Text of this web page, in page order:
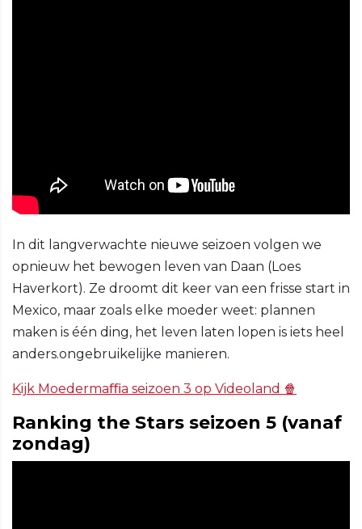
In dit langverwachte nieuwe seizoen volgen we
opnieuw het bewogen leven van Daan (Loes
Haverkort). Ze droomt dit keer van een frisse start in
Mexico, maar zoals elke moeder weet: plannen
maken is één ding, het leven laten lopen is iets heel
anders.ongebruikelijke manieren.
Kijk Moedermaﬃa seizoen 3 op Videoland 🍿
Ranking the Stars seizoen 5 (vanaf
zondag)